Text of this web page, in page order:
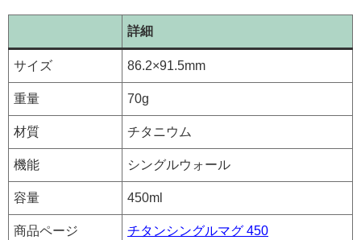
詳細
サイズ 86.2×91.5mm
重量 70g
材質 チタニウム
機能 シングルウォール
容量 450ml
商品ページ チタンシングルマグ 450